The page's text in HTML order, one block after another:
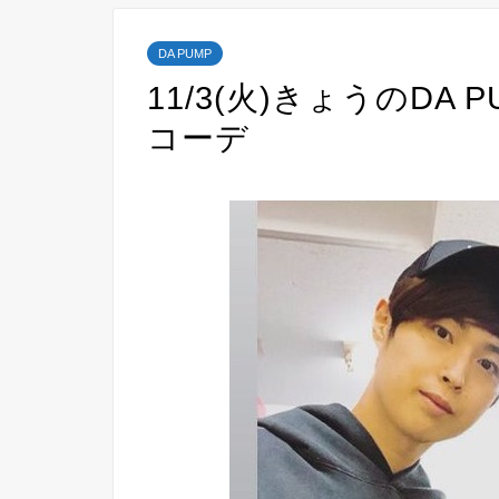
DA PUMP
11/3(火)きょうのDA
コーデ